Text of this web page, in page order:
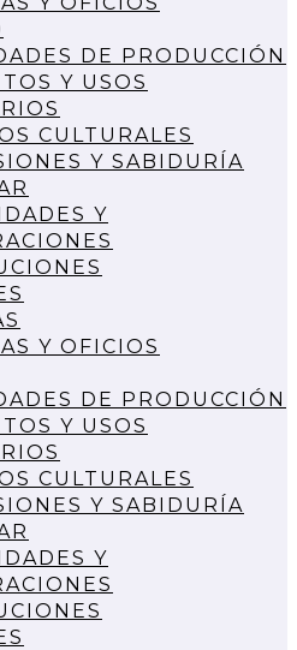
DE PRODUCCIÓN
Y USOS
CULTURALES
Y SABIDURÍA
Y
Y OFICIOS
DE PRODUCCIÓN
Y USOS
CULTURALES
Y SABIDURÍA
Y